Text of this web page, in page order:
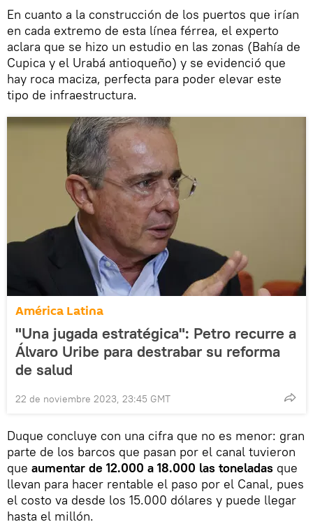
En cuanto a la construcción de los puertos que irían
en cada extremo de esta línea férrea, el experto
aclara que se hizo un estudio en las zonas (Bahía de
Cupica y el Urabá antioqueño) y se evidenció que
hay roca maciza, perfecta para poder elevar este
tipo de infraestructura.
América Latina
"Una jugada estratégica": Petro recurre a
Álvaro Uribe para destrabar su reforma
de salud
22 de noviembre 2023, 23:45 GMT
Duque concluye con una cifra que no es menor: gran
parte de los barcos que pasan por el canal tuvieron
que aumentar de 12.000 a 18.000 las toneladas que
llevan para hacer rentable el paso por el Canal, pues
el costo va desde los 15.000 dólares y puede llegar
hasta el millón.